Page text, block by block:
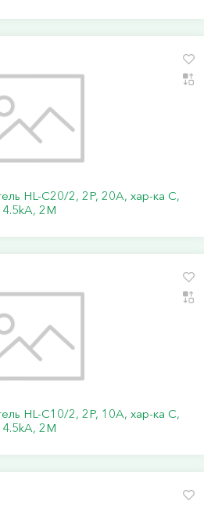
HL-C20/2, 2P, 20A, хар-ка C,
4.5kA, 2M
HL-C10/2, 2P, 10A, хар-ка C,
4.5kA, 2M